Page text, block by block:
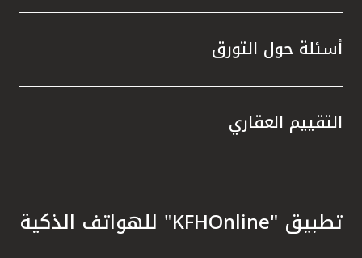
أسئلة حول التورق
التقييم العقاري
تطبيق "KFHOnline" للهواتف الذكية